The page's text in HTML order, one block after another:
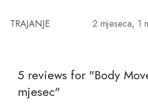
TRAJANJE 2 mjeseca, 1
5 reviews for Body
mjesec